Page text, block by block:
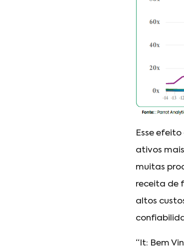
Esse
ativos
muitas
receita de
altos
“It: Bem